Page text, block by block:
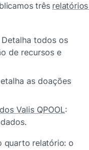
três relatórios
Detalha todos os
de recursos e
as doações
Valis QPOOL: